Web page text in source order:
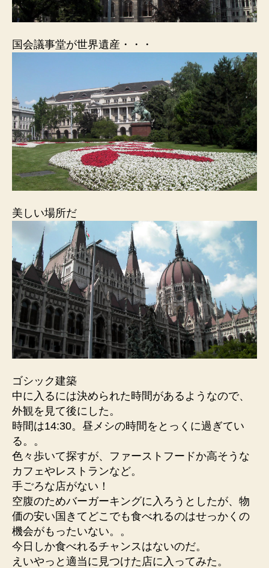
国会議事堂が世界遺産・・・
美しい場所だ
ゴシック建築
中に入るには決められた時間があるようなので、
外観を見て後にした。
時間は14:30。昼メシの時間をとっくに過ぎてい
る。。
色々歩いて探すが、ファーストフードか高そうな
カフェやレストランなど。
手ごろな店がない！
空腹のためバーガーキングに入ろうとしたが、物
価の安い国きてどこでも食べれるのはせっかくの
機会がもったいない。。
今日しか食べれるチャンスはないのだ。
えいやっと適当に見つけた店に入ってみた。